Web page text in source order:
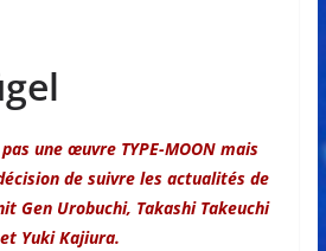
une œuvre TYPE-MOON mais
de suivre les actualités de
Gen Urobuchi, Takashi Takeuchi
et Yuki Kajiura.